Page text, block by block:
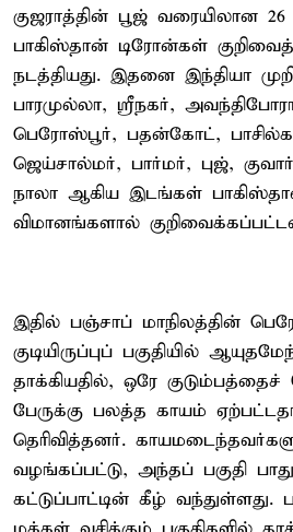
குஜராத்தின் பூஜ் வரையிலான
பாகிஸ்தான் டிரோன்கள்
நடத்தியது. இதனை இந்தியா
பாரமுல்லா, ஸ்ரீநகர்,
பெரோஸ்பூர், பதன்கோட்,
ஜெய்சால்மர், பார்மர், புஜ்,
நாலா ஆகிய இடங்கள்
விமானங்களால்
இதில் பஞ்சாப் மாநிலத்தின்
குடியிருப்புப் பகுதியில்
தாக்கியதில், ஒரே குடும்பத்தைச்
பேருக்கு பலத்த காயம்
தெரிவித்தனர்.
வழங்கப்பட்டு, அந்தப் பகுதி
கட்டுப்பாட்டின் கீழ் வந்துள்ளது.